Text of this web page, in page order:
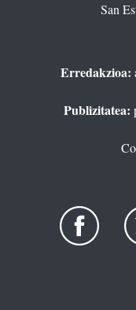
San
Erredakzioa:
Publizitatea: